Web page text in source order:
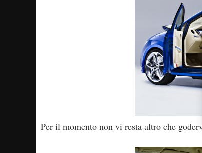
Per il momento non vi resta altro che